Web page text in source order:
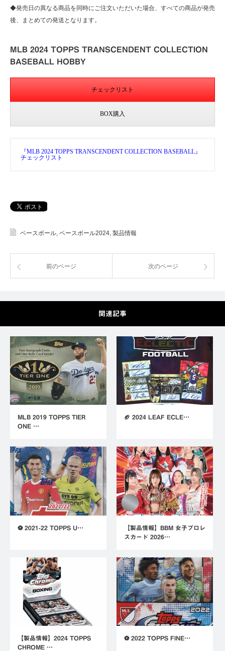
◆発売日の異なる商品を同時にご注文いただいた場合、すべての商品が発売
後、まとめての発送となります。
MLB 2024 TOPPS TRANSCENDENT COLLECTION
BASEBALL HOBBY
チェックリスト
BOX購入
『MLB 2024 TOPPS TRANSCENDENT COLLECTION BASEBALL』
チェックリスト
ベースボール, ベースボール2024, 製品情報
前のページ 次のページ
関連記事
MLB 2019 TOPPS TIER
ONE …
🏈 2024 LEAF ECLE…
⚽ 2021-22 TOPPS U…
【製品情報】BBM 女子プロレ
スカード 2026…
【製品情報】2024 TOPPS
CHROME …
⚽ 2022 TOPPS FINE…